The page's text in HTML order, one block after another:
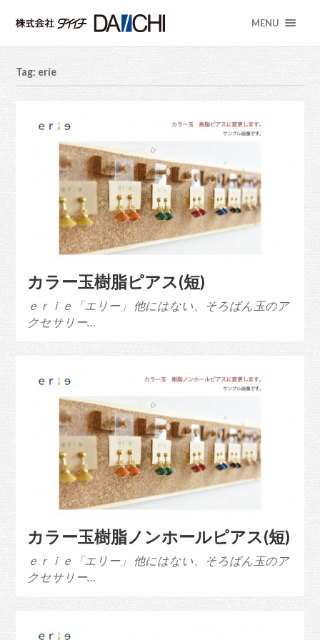
MENU
Tag: erie
カラー玉樹脂ピアス(短)
ｅｒｉｅ「エリー」 他にはない、そろばん玉のア
クセサリー…
カラー玉樹脂ノンホールピアス(短)
ｅｒｉｅ「エリー」 他にはない、そろばん玉のア
クセサリー…